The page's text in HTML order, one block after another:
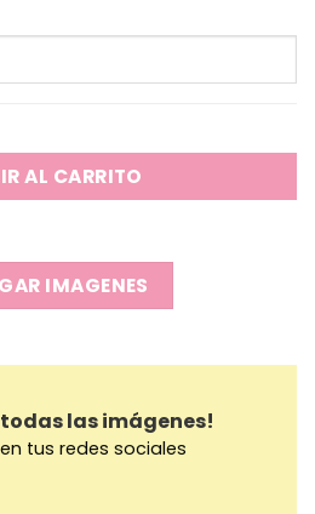
Friends cantidad
AL CARRITO
IMAGENES
las imágenes!
tus redes sociales